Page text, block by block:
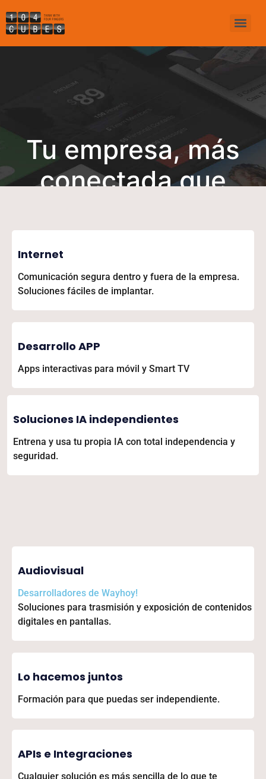
Tu empresa, más
conectada que
Internet
Comunicación segura dentro y fuera de la empresa.
Soluciones fáciles de implantar.
Desarrollo APP
Apps interactivas para móvil y Smart TV
Soluciones IA independientes
Entrena y usa tu propia IA con total independencia y
seguridad.
Audiovisual
Desarrolladores de Wayhoy!
Soluciones para trasmisión y exposición de contenidos
digitales en pantallas.
Lo hacemos juntos
Formación para que puedas ser independiente.
APIs e Integraciones
Cualquier solución es más sencilla de lo que te